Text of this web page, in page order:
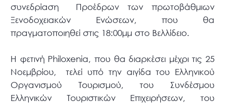
συνεδρίαση Προέδρων των πρωτοβάθμιων
Ξενοδοχειακών Ενώσεων, που θα
πραγματοποιηθεί στις 18:00μμ στο Βελλίδειο.
Η φετινή Philoxenia, που θα διαρκέσει μέχρι τις 25
Νοεμβρίου, τελεί υπό την αιγίδα του Ελληνικού
Οργανισμού Τουρισμού, του Συνδέσμου
Ελληνικών Τουριστικών Επιχειρήσεων, του